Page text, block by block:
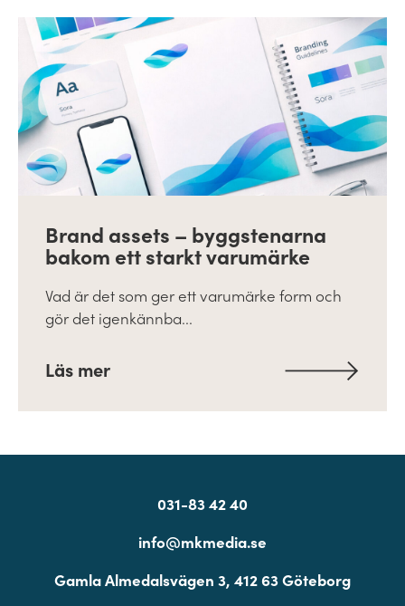
Brand assets – byggstenarna
bakom ett starkt varumärke
Vad är det som ger ett varumärke form och
gör det igenkännba...
Läs mer
031-83 42 40
info@mkmedia.se
Gamla Almedalsvägen 3, 412 63 Göteborg